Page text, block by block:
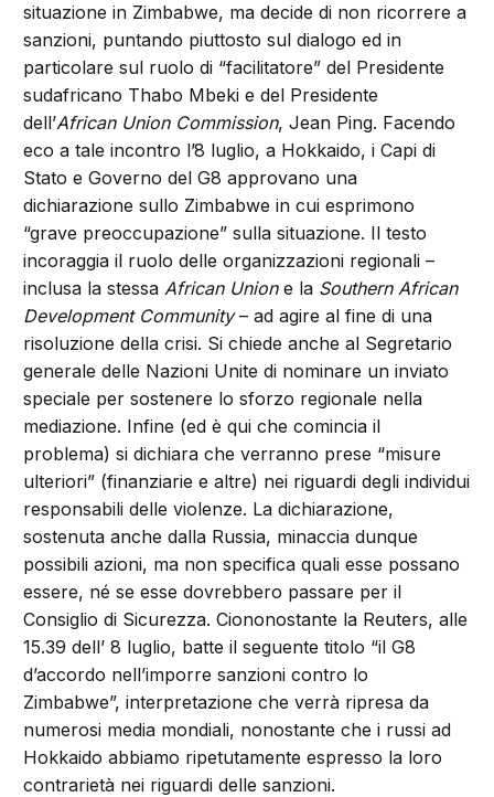
situazione in Zimbabwe, ma decide di non ricorrere a
sanzioni, puntando piuttosto sul dialogo ed in
particolare sul ruolo di “facilitatore” del Presidente
sudafricano Thabo Mbeki e del Presidente
dell’African Union Commission, Jean Ping. Facendo
eco a tale incontro l’8 luglio, a Hokkaido, i Capi di
Stato e Governo del G8 approvano una
dichiarazione sullo Zimbabwe in cui esprimono
“grave preoccupazione” sulla situazione. Il testo
incoraggia il ruolo delle organizzazioni regionali –
inclusa la stessaAfrican Unione la Southern African
Development Community– ad agire al fine di una
risoluzione della crisi. Si chiede anche al Segretario
generale delle Nazioni Unite di nominare un inviato
speciale per sostenere lo sforzo regionale nella
mediazione. Infine (ed è qui che comincia il
problema) si dichiara che verranno prese “misure
ulteriori” (finanziarie e altre) nei riguardi degli individui
responsabili delle violenze. La dichiarazione,
sostenuta anche dalla Russia, minaccia dunque
possibili azioni, ma non specifica quali esse possano
essere, né se esse dovrebbero passare per il
Consiglio di Sicurezza. Ciononostante la Reuters, alle
15.39 dell’ 8 luglio, batte il seguente titolo “il G8
d’accordo nell’imporre sanzioni contro lo
Zimbabwe”, interpretazione che verrà ripresa da
numerosi media mondiali, nonostante che i russi ad
Hokkaido abbiamo ripetutamente espresso la loro
contrarietà nei riguardi delle sanzioni.